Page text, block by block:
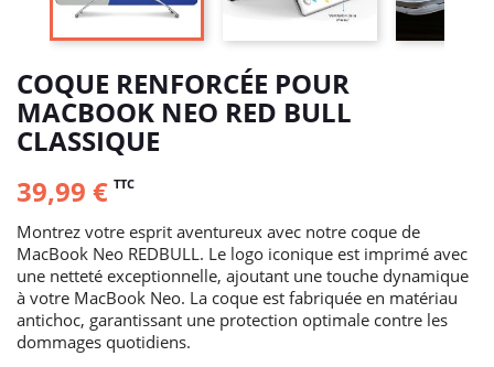
COQUE RENFORCÉE POUR
MACBOOK NEO RED BULL
CLASSIQUE
39,99 € TTC
Montrez votre esprit aventureux avec notre coque de
MacBook Neo REDBULL. Le logo iconique est imprimé avec
une netteté exceptionnelle, ajoutant une touche dynamique
à votre MacBook Neo. La coque est fabriquée en matériau
antichoc, garantissant une protection optimale contre les
dommages quotidiens.